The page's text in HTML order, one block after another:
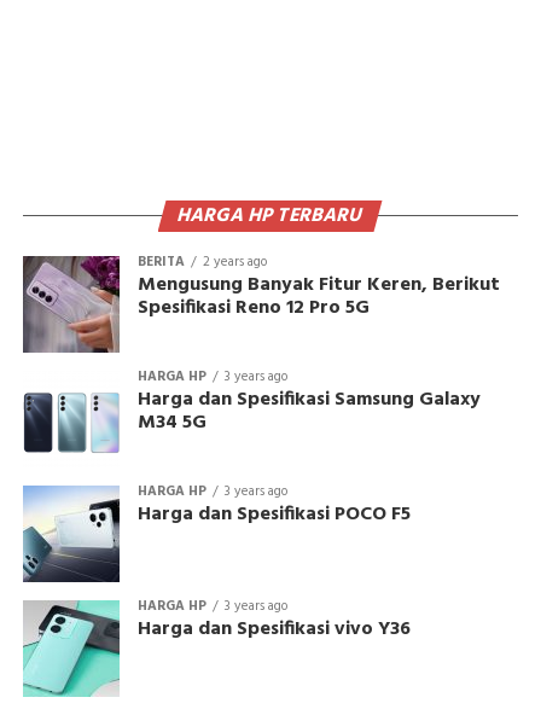
HARGA HP TERBARU
BERITA 2 years ago
Mengusung Banyak Fitur Keren, Berikut
Spesifikasi Reno 12 Pro 5G
HARGA HP 3 years ago
Harga dan Spesifikasi Samsung Galaxy
M34 5G
HARGA HP 3 years ago
Harga dan Spesifikasi POCO F5
HARGA HP 3 years ago
Harga dan Spesifikasi vivo Y36